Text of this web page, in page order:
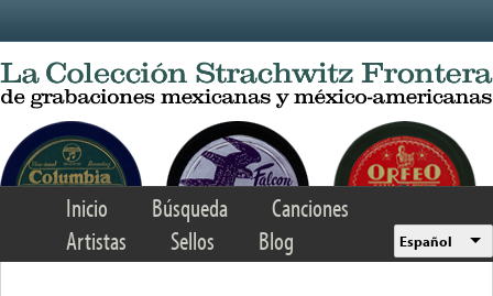
Inicio Búsqueda
Canciones
Artistas
Sellos Blog Español